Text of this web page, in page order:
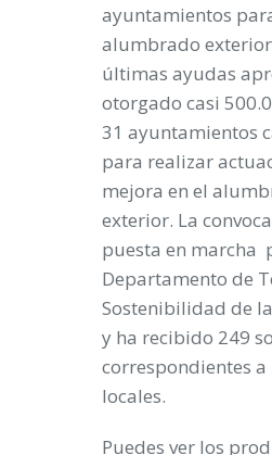
ayuntamientos
alumbrado
últimas ayudas
otorgado casi
31 ayuntamientos
para realizar
mejora en el
exterior. La
puesta en marcha
Departamento de
Sostenibilidad de
y ha recibido 249
correspondientes a
locales.
Puedes ver los